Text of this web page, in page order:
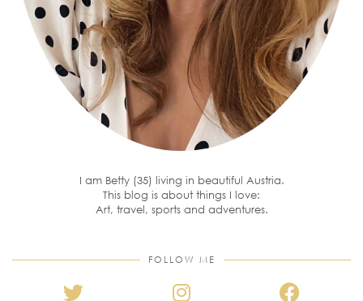
I am Betty (35) living in beautiful Austria.
This blog is about things I love:
Art, travel, sports and adventures.
FOLLOW ME